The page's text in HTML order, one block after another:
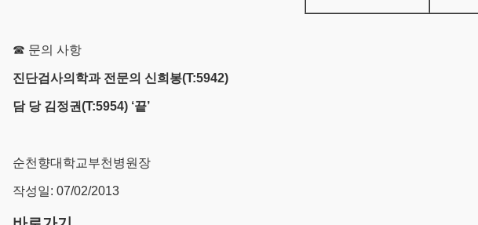
☎ 문의 사항
진단검사의학과 전문의 신희봉(T:5942)
담 당 김정권(T:5954) ‘끝’
순천향대학교부천병원장
작성일: 07/02/2013